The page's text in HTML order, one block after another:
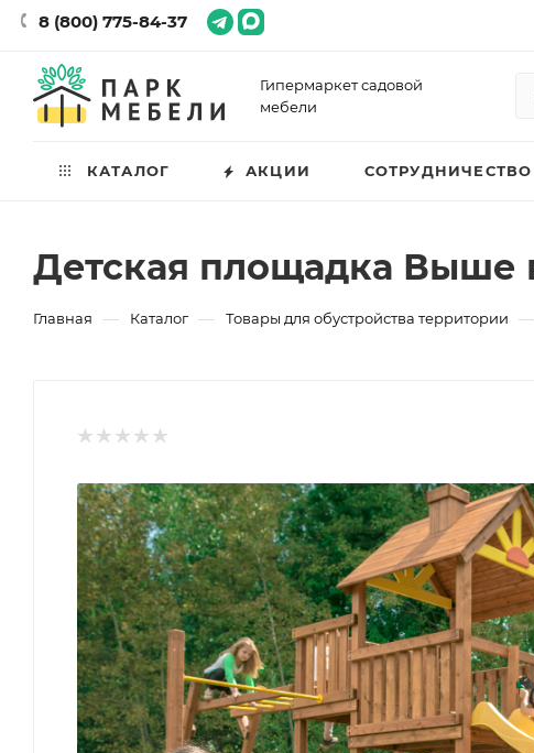
8 (800) 775-84-37
Гипермаркет садовой
мебели
КАТАЛОГ АКЦИИ СОТРУДНИЧЕСТВО
Детская площадка Выше
Главная — Каталог — Товары для обустройства территории —